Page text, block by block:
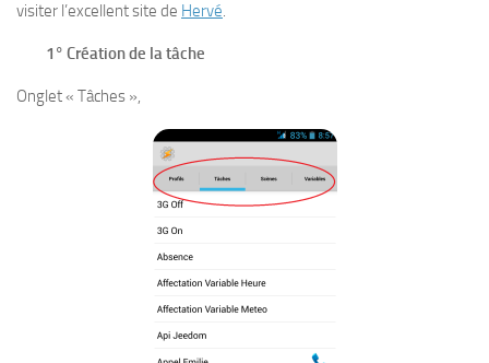
visiter l’excellent site de Hervé.
1° Création de la tâche
Onglet « Tâches »,